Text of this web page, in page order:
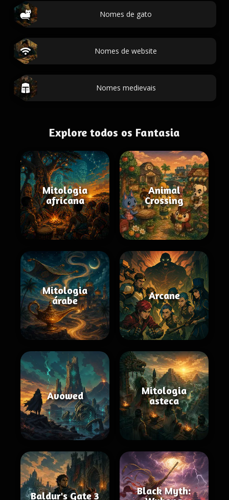
Nomes de gato
Nomes de website
Nomes medievais
Explore todos os Fantasia
Mitologia
africana
Animal
Crossing
Mitologia
árabe
Arcane
Avowed
Mitologia
asteca
Baldur's Gate 3
Black Myth: